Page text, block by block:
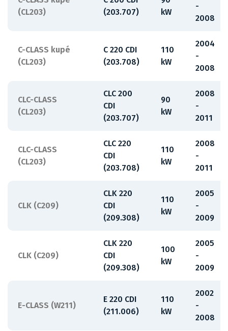
(CL203)
(203.707)
kW
-
2008
C-CLASS kupé
(CL203)
C 220 CDI
(203.708)
110
kW
2004
-
2008
CLC-CLASS
(CL203)
CLC 200
CDI
(203.707)
90
kW
2008
-
2011
CLC-CLASS
(CL203)
CLC 220
CDI
(203.708)
110
kW
2008
-
2011
CLK (C209)
CLK 220
CDI
(209.308)
110
kW
2005
-
2009
CLK (C209)
CLK 220
CDI
(209.308)
100
kW
2005
-
2009
E-CLASS (W211)
E 220 CDI
(211.006)
110
kW
2002
-
2008